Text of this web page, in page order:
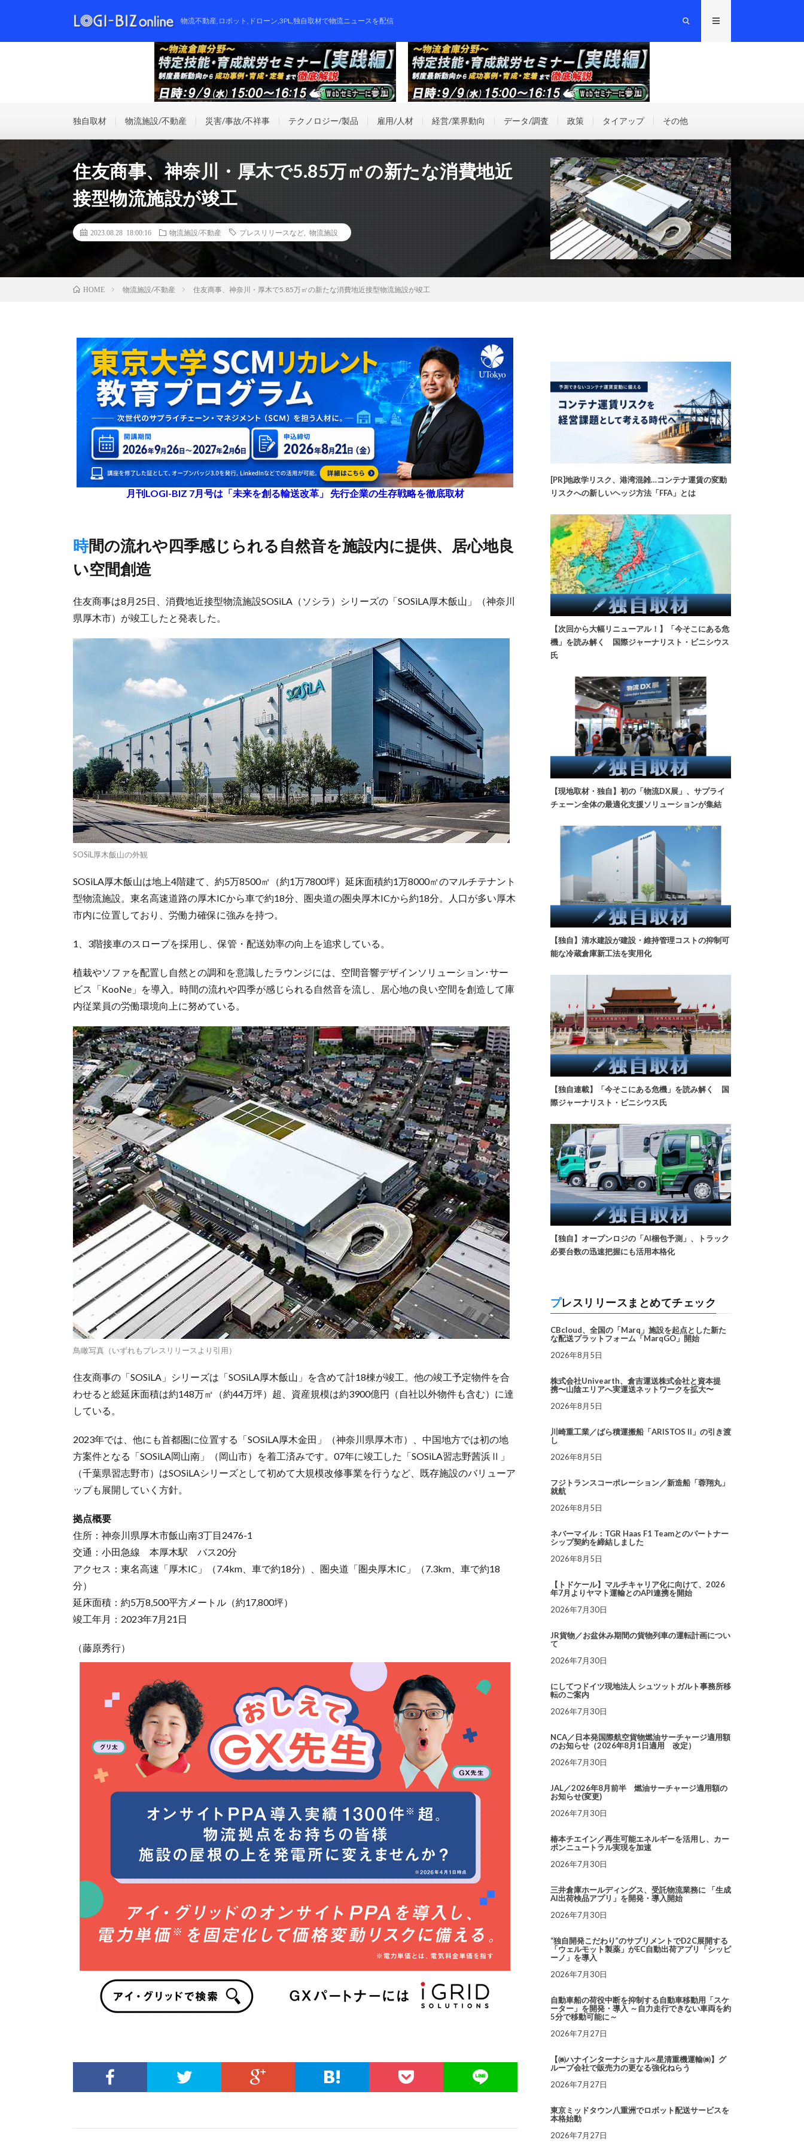
物流不動産,ロボット,ドローン,3PL,独自取材で物流ニュースを配信
独自取材 物流施設/不動産 災害/事故/不祥事 テクノロジー/製品 雇用/人材 経営/業界動向 データ/調査 政策 タイアップ その他
住友商事、神奈川・厚木で5.85万㎡の新たな消費地近
接型物流施設が竣工
2023.08.28 18:00:16 物流施設/不動産 プレスリリースなど 物流施設
HOME 物流施設/不動産 住友商事、神奈川・厚木で5.85万㎡の新たな消費地近接型物流施設が竣工
月刊LOGI-BIZ 7月号は「未来を創る輸送改革」 先行企業の生存戦略を徹底取材
時間の流れや四季感じられる自然音を施設内に提供、居心地良
い空間創造
住友商事は8月25日、消費地近接型物流施設SOSiLA（ソシラ）シリーズの「SOSiLA厚木飯山」（神奈川
県厚木市）が竣工したと発表した。
SOSiL厚木飯山の外観
SOSiLA厚木飯山は地上4階建て、約5万8500㎡（約1万7800坪）延床面積約1万8000㎡のマルチテナント
型物流施設。東名高速道路の厚木ICから車で約18分、圏央道の圏央厚木ICから約18分。人口が多い厚木
市内に位置しており、労働力確保に強みを持つ。
1、3階接車のスロープを採用し、保管・配送効率の向上を追求している。
植栽やソファを配置し自然との調和を意識したラウンジには、空間音響デザインソリューション･サー
ビス「KooNe」を導入。時間の流れや四季が感じられる自然音を流し、居心地の良い空間を創造して庫
内従業員の労働環境向上に努めている。
鳥瞰写真（いずれもプレスリリースより引用）
住友商事の「SOSiLA」シリーズは「SOSiLA厚木飯山」を含めて計18棟が竣工。他の竣工予定物件を合
わせると総延床面積は約148万㎡（約44万坪）超、資産規模は約3900億円（自社以外物件も含む）に達
している。
2023年では、他にも首都圏に位置する「SOSiLA厚木金田」（神奈川県厚木市）、中国地方では初の地
方案件となる「SOSiLA岡山南」（岡山市）を着工済みです。07年に竣工した「SOSiLA習志野茜浜Ⅱ」
（千葉県習志野市）はSOSiLAシリーズとして初めて大規模改修事業を行うなど、既存施設のバリューア
ップも展開していく方針。
拠点概要
住所：神奈川県厚木市飯山南3丁目2476-1
交通：小田急線 本厚木駅 バス20分
アクセス：東名高速「厚木IC」（7.4km、車で約18分）、圏央道「圏央厚木IC」（7.3km、車で約18
分）
延床面積：約5万8,500平方メートル（約17,800坪）
竣工年月：2023年7月21日
（藤原秀行）
[PR]地政学リスク、港湾混雑…コンテナ運賃の変動
リスクへの新しいヘッジ方法「FFA」とは
【次回から大幅リニューアル！】「今そこにある危
機」を読み解く 国際ジャーナリスト・ビニシウス
氏
【現地取材・独自】初の「物流DX展」、サプライ
チェーン全体の最適化支援ソリューションが集結
【独自】清水建設が建設・維持管理コストの抑制可
能な冷蔵倉庫新工法を実用化
【独自連載】「今そこにある危機」を読み解く 国
際ジャーナリスト・ビニシウス氏
【独自】オープンロジの「AI梱包予測」、トラック
必要台数の迅速把握にも活用本格化
プレスリリースまとめてチェック
CBcloud、全国の「Marq」施設を起点とした新た
な配送プラットフォーム「MarqGO」開始
2026年8月5日
株式会社Univearth、倉吉運送株式会社と資本提
携〜山陰エリアへ実運送ネットワークを拡大〜
2026年8月5日
川崎重工業／ばら積運搬船「ARISTOS II」の引き渡
し
2026年8月5日
フジトランスコーポレーション／新造船「蓉翔丸」
就航
2026年8月5日
ネバーマイル：TGR Haas F1 Teamとのパートナー
シップ契約を締結しました
2026年8月5日
【トドケール】マルチキャリア化に向けて、2026
年7月よりヤマト運輸とのAPI連携を開始
2026年7月30日
JR貨物／お盆休み期間の貨物列車の運転計画につい
て
2026年7月30日
にしてつドイツ現地法人 シュツットガルト事務所移
転のご案内
2026年7月30日
NCA／日本発国際航空貨物燃油サーチャージ適用額
のお知らせ（2026年8月1日適用 改定）
2026年7月30日
JAL／2026年8月前半 燃油サーチャージ適用額の
お知らせ(変更)
2026年7月30日
椿本チエイン／再生可能エネルギーを活用し、カー
ボンニュートラル実現を加速
2026年7月30日
三井倉庫ホールディングス、受託物流業務に 「生成
AI出荷検品アプリ」を開発・導入開始
2026年7月30日
“独自開発こだわり”のサプリメントでD2C展開する
「ウェルモット製薬」がEC自動出荷アプリ「シッピ
ーノ」を導入
2026年7月30日
自動車船の荷役中断を抑制する自動車移動用「スケ
ーター」を開発・導入 ～自力走行できない車両を約
5分で移動可能に～
2026年7月27日
【㈱ハナインターナショナル×星清重機運輸㈱】グ
ループ会社で販売力の更なる強化ねらう
2026年7月27日
東京ミッドタウン八重洲でロボット配送サービスを
本格始動
2026年7月27日